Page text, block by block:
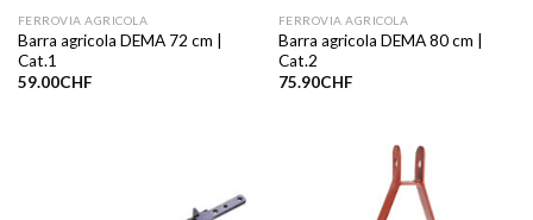
FERROVIA AGRICOLA
Barra agricola DEMA 72 cm |
Cat.1
59.00CHF
FERROVIA AGRICOLA
Barra agricola DEMA 80 cm |
Cat.2
75.90CHF